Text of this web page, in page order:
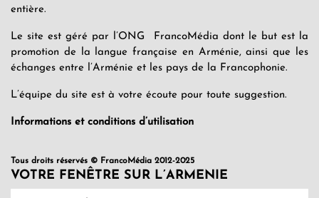
entière.
Le site est géré par l’ONG FrancoMédia dont le but est la
promotion de la langue française en Arménie, ainsi que les
échanges entre l’Arménie et les pays de la Francophonie.
L’équipe du site est à votre écoute pour toute suggestion.
Informations et conditions d’utilisation
Tous droits réservés © FrancoMédia 2012-2025
VOTRE FENÊTRE SUR L’ARMENIE